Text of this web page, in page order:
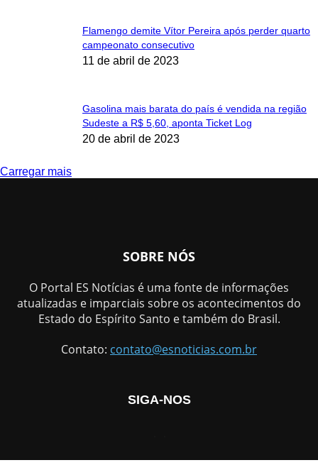
Flamengo demite Vítor Pereira após perder quarto
campeonato consecutivo
11 de abril de 2023
Gasolina mais barata do país é vendida na região
Sudeste a R$ 5,60, aponta Ticket Log
20 de abril de 2023
Carregar mais
SOBRE NÓS
O Portal ES Notícias é uma fonte de informações
atualizadas e imparciais sobre os acontecimentos do
Estado do Espírito Santo e também do Brasil.
Contato: contato@esnoticias.com.br
SIGA-NOS